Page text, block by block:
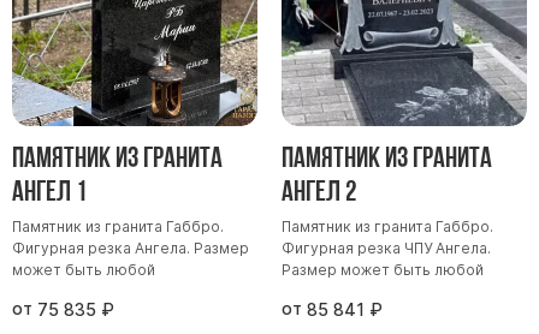
Скульптуры, барельефы и бюсты из бронзы
Колумбарий
Недорогие памятники
Памятники с фотокерамикой
Памятники животным
Памятники младенцу
Памятники двойные
Памятники женщине
Памятники маме
Памятник из гранита
Ангел 1
Памятник из гранита Габбро.
Фигурная резка Ангела. Размер
может быть любой
от 75 835 ₽
Памятник из гранита
Ангел 2
Памятник из гранита Габбро.
Фигурная резка ЧПУ Ангела.
Размер может быть любой
от 85 841 ₽